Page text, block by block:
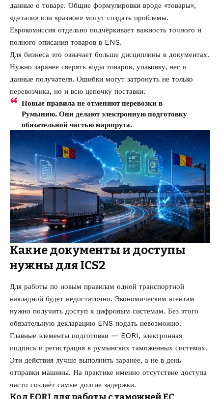
данные о товаре. Общие формулировки вроде «товары»,
«детали» или «разное» могут создать проблемы.
Еврокомиссия отдельно подчёркивает важность точного и
полного описания товаров в ENS.
Для бизнеса это означает больше дисциплины в документах.
Нужно заранее сверять коды товаров, упаковку, вес и
данные получателя. Ошибки могут затронуть не только
перевозчика, но и всю цепочку поставки.
Новые правила не отменяют перевозки в
Румынию. Они делают электронную подготовку
обязательной частью маршрута.
Какие документы и доступы
нужны для ICS2
Для работы по новым правилам одной транспортной
накладной будет недостаточно. Экономическим агентам
нужно получить доступ к цифровым системам. Без этого
обязательную декларацию ENS подать невозможно.
Главные элементы подготовки — EORI, электронная
подпись и регистрация в румынских таможенных системах.
Эти действия лучше выполнить заранее, а не в день
отправки машины. На практике именно отсутствие доступа
часто создаёт самые долгие задержки.